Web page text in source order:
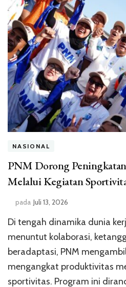
NASIONAL
PNM Dorong
Melalui Kegiatan
pada Juli 13, 2026
Di tengah dinamika dunia
menuntut kolaborasi,
beradaptasi, PNM
mengangkat produktivitas
sportivitas. Program ini